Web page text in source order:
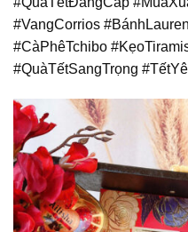
#VangCorrios
#CàPhêTchibo
#QuàTếtSangTrọng